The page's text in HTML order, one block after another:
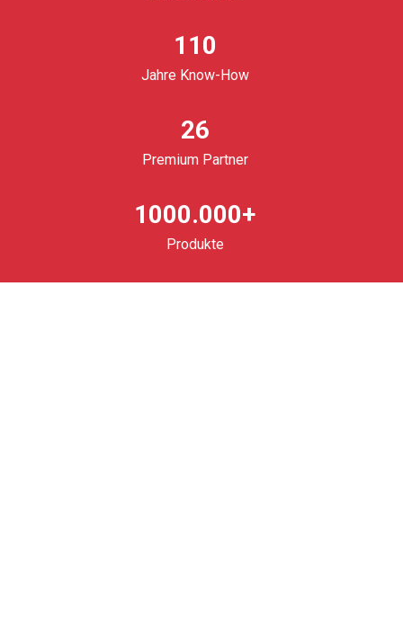
110
Jahre Know-How
26
Premium Partner
1000.000+
Produkte